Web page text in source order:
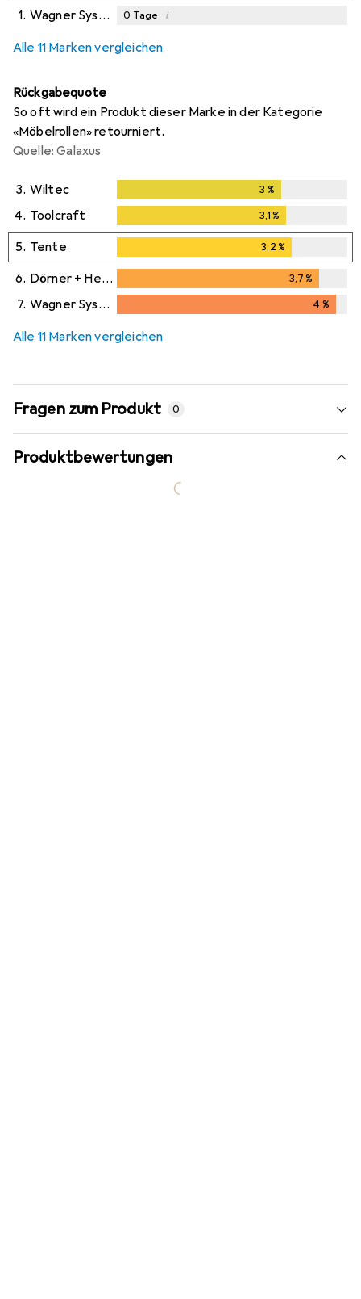
1. Wagner System 0 Tage i
Alle 11 Marken vergleichen
Rückgabequote
So oft wird ein Produkt dieser Marke in der Kategorie
«Möbelrollen» retourniert.
Quelle: Galaxus
3. Wiltec 3 %
4. Toolcraft 3,1%
5. Tente 3,2%
6. Dörner + Helmer 3,7%
3,7%
7. Wagner System 4 %
Alle 11 Marken vergleichen
Fragen zum Produkt 0
Produktbewertungen